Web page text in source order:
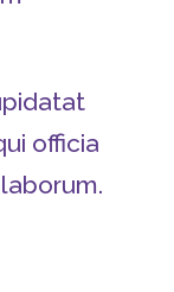
officia